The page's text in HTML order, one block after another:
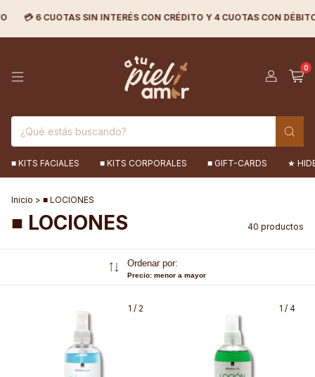
INTERÉS CON CRÉDITO Y 4 CUOTAS CON DÉBITO 🟪 💰 20% DE
0
■ KITS FACIALES ■ KITS CORPORALES ■ GIFT-CARDS ★
Inicio > ■ LOCIONES
■ LOCIONES 40 productos
Ordenar por:
Precio: menor a mayor
1 / 2 1 / 4